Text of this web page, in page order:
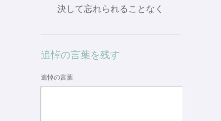
決して忘れられることなく
追悼の言葉を残す
追悼の言葉